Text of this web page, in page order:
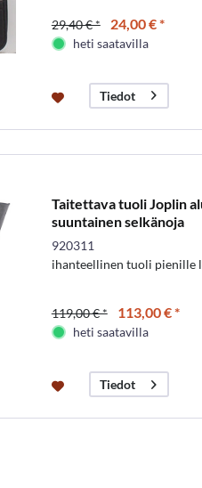
29,40 € * 24,00 € *
heti saatavilla
Tiedot
Taitettava tuoli Joplin
suuntainen selkänoja
920311
ihanteellinen tuoli pienille
119,00 € * 113,00 € *
heti saatavilla
Tiedot